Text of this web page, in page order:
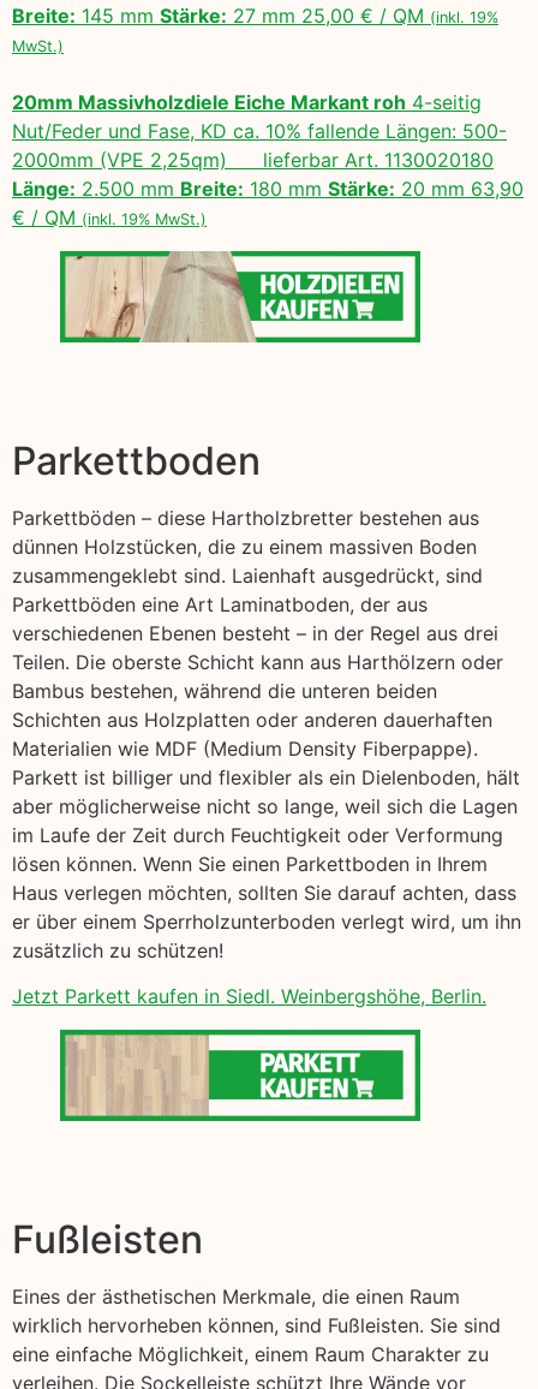
Breite: 145 mm Stärke: 27 mm 25,00 € / QM (inkl. 19%
MwSt.)
20mm Massivholzdiele Eiche Markant roh 4-seitig
Nut/Feder und Fase, KD ca. 10% fallende Längen: 500-
2000mm (VPE 2,25qm) lieferbar Art. 1130020180
Länge: 2.500 mm Breite: 180 mm Stärke: 20 mm 63,90
€ / QM (inkl. 19% MwSt.)
Parkettboden
Parkettböden – diese Hartholzbretter bestehen aus
dünnen Holzstücken, die zu einem massiven Boden
zusammengeklebt sind. Laienhaft ausgedrückt, sind
Parkettböden eine Art Laminatboden, der aus
verschiedenen Ebenen besteht – in der Regel aus drei
Teilen. Die oberste Schicht kann aus Harthölzern oder
Bambus bestehen, während die unteren beiden
Schichten aus Holzplatten oder anderen dauerhaften
Materialien wie MDF (Medium Density Fiberpappe).
Parkett ist billiger und flexibler als ein Dielenboden, hält
aber möglicherweise nicht so lange, weil sich die Lagen
im Laufe der Zeit durch Feuchtigkeit oder Verformung
lösen können. Wenn Sie einen Parkettboden in Ihrem
Haus verlegen möchten, sollten Sie darauf achten, dass
er über einem Sperrholzunterboden verlegt wird, um ihn
zusätzlich zu schützen!
Jetzt Parkett kaufen in Siedl. Weinbergshöhe, Berlin.
Fußleisten
Eines der ästhetischen Merkmale, die einen Raum
wirklich hervorheben können, sind Fußleisten. Sie sind
eine einfache Möglichkeit, einem Raum Charakter zu
verleihen. Die Sockelleiste schützt Ihre Wände vor